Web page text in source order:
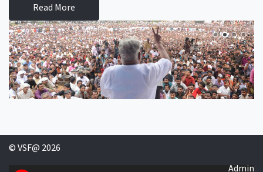
Read More
© VSF@ 2026
Admin